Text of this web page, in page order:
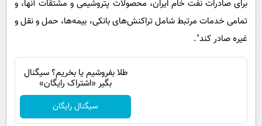
برای صادرات نفت خام ایران، محصولات پتروشیمی و مشتقات آنها، و
تمامی خدمات مرتبط شامل تراکنش‌های بانکی، بیمه‌ها، حمل و نقل و
غیره صادر کند".
طلا بفروشیم یا بخریم؟ سیگنال
بگیر «اشتراک رایگان»
سیگنال رایگان